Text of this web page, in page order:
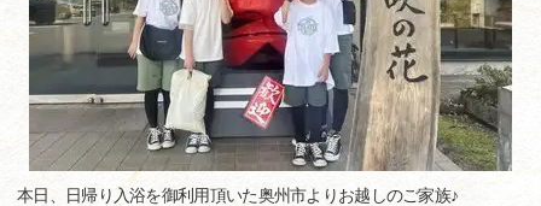
本日、日帰り入浴を御利用頂いた奥州市よりお越しのご家族♪